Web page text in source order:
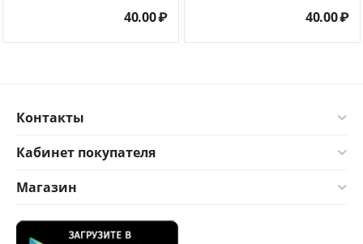
40.00₽ 40.00₽
Контакты
Кабинет покупателя
Магазин